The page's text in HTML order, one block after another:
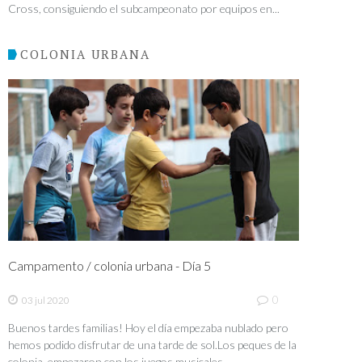
Cross, consiguiendo el subcampeonato por equipos en...
COLONIA URBANA
Campamento / colonia urbana - Día 5
03 jul 2020 0
Buenos tardes familias! Hoy el día empezaba nublado pero
hemos podido disfrutar de una tarde de sol.Los peques de la